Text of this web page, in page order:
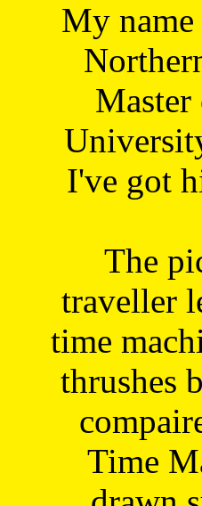
My
I've got
The
traveller
time
thrushes
Time